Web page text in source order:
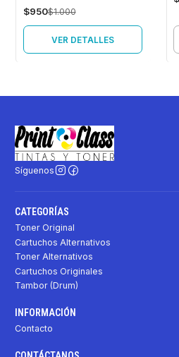
$950$1.000
VER DETALLES
Síguenos
CATEGORÍAS
Toner Original
Cartuchos Alternativos
Toner Alternativos
Cartuchos Originales
Tambor (Drum)
INFORMACIÓN
Contacto